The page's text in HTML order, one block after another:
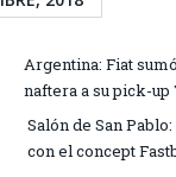
Argentina: Fiat
naftera a su pick-
Salón de San
con el concept